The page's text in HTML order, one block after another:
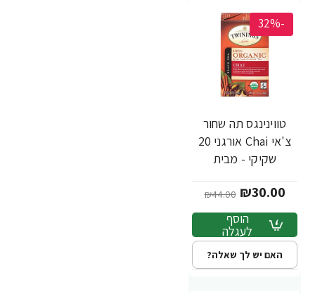
-32%
טווינינגס תה שחור
צ'אי Chai אורגני 20
שקיקי - מבית
₪30.00
₪44.00
הוסף
לעגלה
האם יש לך שאלה?